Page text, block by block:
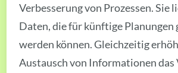
Verbesserung von Prozessen. Sie
Daten, die für künftige Planungen
werden können. Gleichzeitig
Austausch von Informationen das